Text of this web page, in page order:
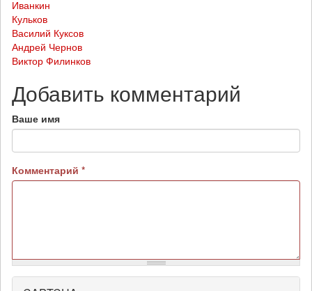
Иванкин
Кульков
Василий Куксов
Андрей Чернов
Виктор Филинков
Добавить комментарий
Ваше имя
Комментарий *